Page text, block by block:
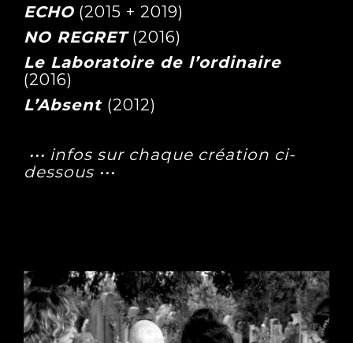
ECHO (2015 + 2019)
NO REGRET (2016)
Le Laboratoire de l’ordinaire
(2016)
L’Absent (2012)
••• infos sur chaque création ci-
dessous •••